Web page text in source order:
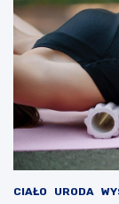
CIAŁO URODA